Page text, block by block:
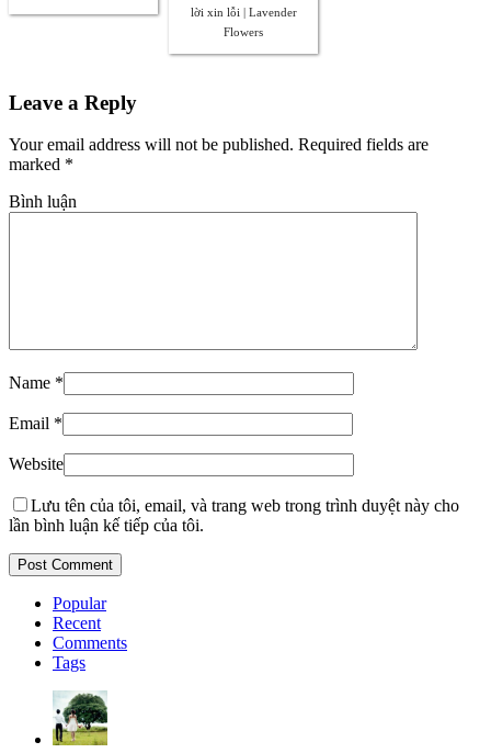
lời xin lỗi | Lavender
Flowers
Leave a Reply
Your email address will not be published. Required fields are
marked *
Bình luận
Name *
Email *
Website
Lưu tên của tôi, email, và trang web trong trình duyệt này cho
lần bình luận kế tiếp của tôi.
Popular
Recent
Comments
Tags